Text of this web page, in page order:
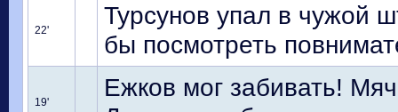
22'
Турсунов упал в чужой
бы посмотреть
19'
Ежков мог забивать!